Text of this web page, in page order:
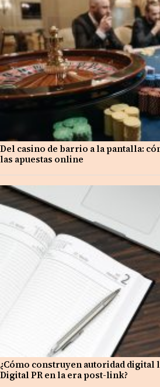
Del casino de barrio a la pantalla:
las apuestas online
¿Cómo construyen autoridad digital
Digital PR en la era post-link?